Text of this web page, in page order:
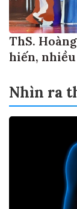
ThS.
hiến,
Nhìn ra